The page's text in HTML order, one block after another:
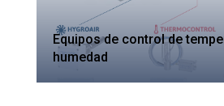
Equipos de control de
humedad